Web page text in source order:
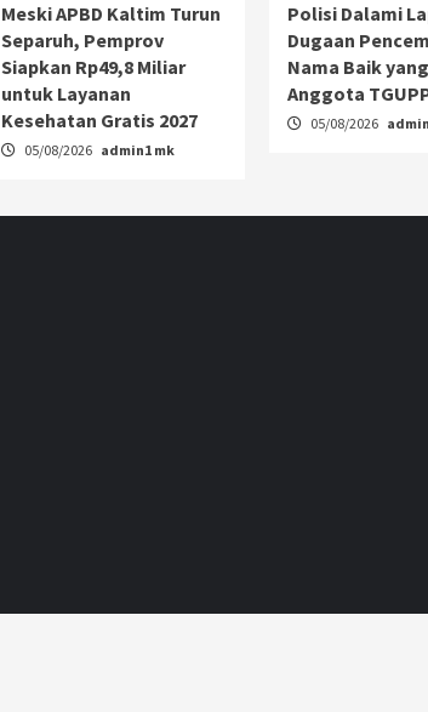
Meski APBD Kaltim Turun
Separuh, Pemprov
Siapkan Rp49,8 Miliar
untuk Layanan
Kesehatan Gratis 2027
05/08/2026 admin1 mk
Polisi Dalami
Dugaan
Nama Baik
Anggota
05/08/2026